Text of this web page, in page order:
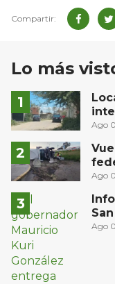
Lo más
Ago
Ago
Ago